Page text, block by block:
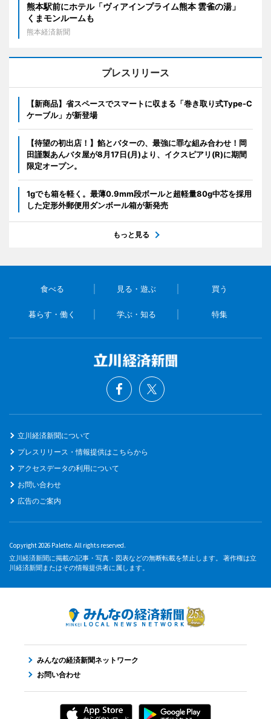
熊本駅前にホテル「ヴィアインプライム熊本 雲雀の湯」
くまモンルームも
熊本経済新聞
プレスリリース
【新商品】省スペースでスマートに収まる「巻き取り式Type-C
ケーブル」が新登場
【待望の初出店！】餡とバターの、最強に罪な組み合わせ！岡
田謹製あんバタ屋が8月17日(月)より、イクスピアリ(R)に期間
限定オープン。
1gでも箱を軽く。最薄0.9mm段ボールと超軽量80g中芯を採用
した定形外郵便用ダンボール箱が新発売
もっと見る
食べる 見る・遊ぶ 買う
暮らす・働く 学ぶ・知る 特集
立川経済新聞について
プレスリリース・情報提供はこちらから
アクセスデータの利用について
お問い合わせ
広告のご案内
Copyright 2026 Palette. All rights reserved.
立川経済新聞に掲載の記事・写真・図表などの無断転載を禁止します。 著作権は立
川経済新聞またはその情報提供者に属します。
みんなの経済新聞ネットワーク
お問い合わせ